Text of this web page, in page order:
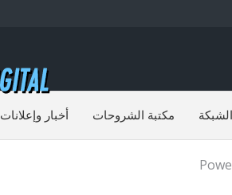
أخبار وإعلانات مكتبة الشروحات